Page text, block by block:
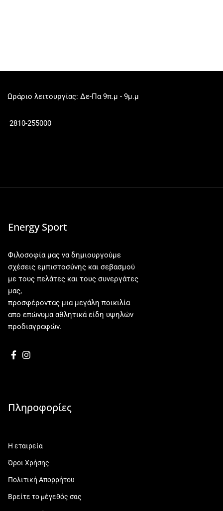
Ωράριο λειτουργίας: Δε-Πα 9π.μ - 9μ.μ
2810-255000
Energy Sport
Φιλοσοφία μας να δημιουργούμε
σχέσεις εμπιστοσύνης και σεβασμού
με τους πελάτες και τους συνεργάτες
μας,
προσφέροντας μια μεγάλη ποικιλία
απο επώνυμα αθλητικά είδη υψηλών
προδιαγραφών.
Πληροφορίες
Η εταιρεία
Όροι Χρήσης
Πολιτική Απορρήτου
Βρείτε το μέγεθός σας